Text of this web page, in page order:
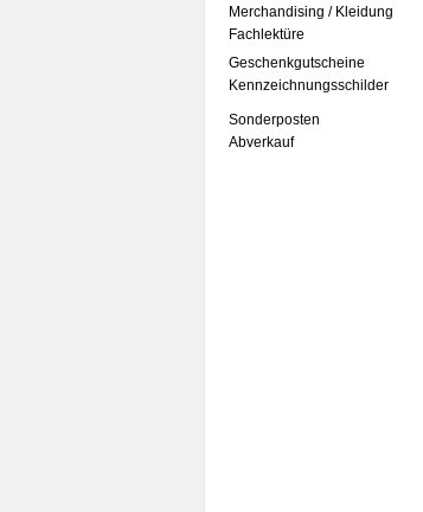
Merchandising / Kleidung
Fachlektüre
Geschenkgutscheine
Kennzeichnungsschilder
Sonderposten
Abverkauf